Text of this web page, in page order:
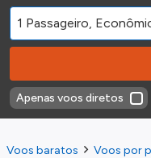
Apenas voos diretos
Voos baratos Voos por